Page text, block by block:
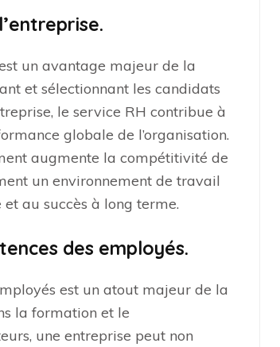
un avantage majeur de la
et sélectionnant les candidats
le service RH contribue à
globale de l’organisation.
augmente la compétitivité de
un environnement de travail
au succès à long terme.
des employés.
est un atout majeur de la
la formation et le
une entreprise peut non